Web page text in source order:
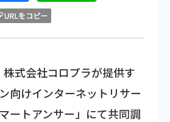
式会社コロプラが提供す
向けインターネットリサー
ートアンサー」にて共同調